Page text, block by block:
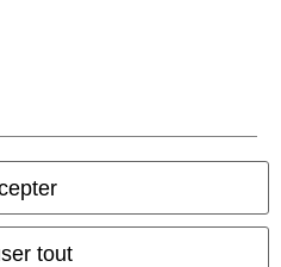
tout
de l'environnement